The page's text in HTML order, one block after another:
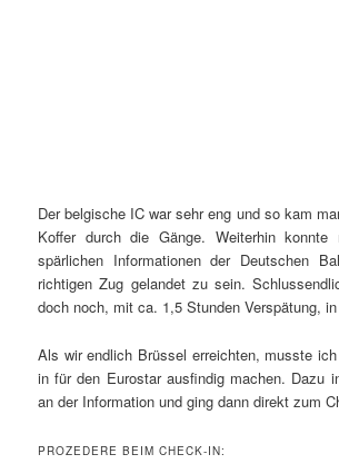
Der belgische IC war sehr eng und so kam
Koffer durch die Gänge. Weiterhin konnte
spärlichen Informationen der Deutschen
richtigen Zug gelandet zu sein.
doch noch, mit ca. 1,5 Stunden Verspätung,
Als wir endlich Brüssel erreichten, musste
in für den Eurostar ausfindig machen. Dazu
an der Information und ging dann direkt zum
PROZEDERE BEIM CHECK-IN: